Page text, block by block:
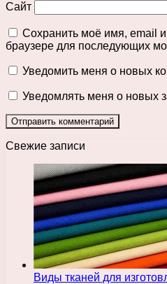
Сайт
Сохранить моё имя, email
браузере для последующих
Уведомить меня о новых
Уведомлять меня о новых
Свежие записи
Виды тканей для